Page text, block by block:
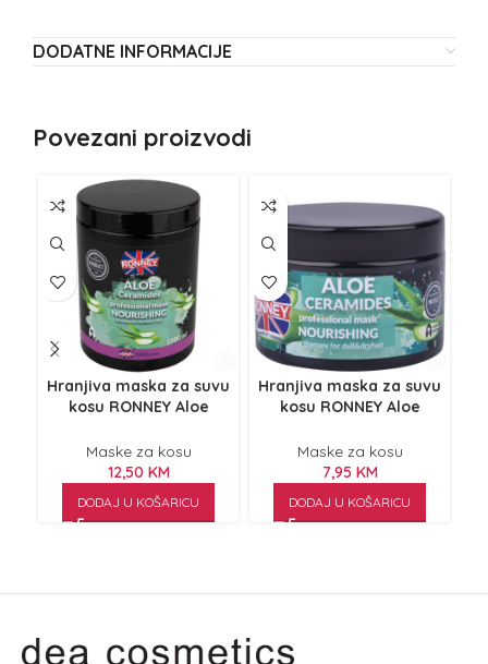
DODATNE INFORMACIJE
Povezani proizvodi
Hranjiva maska za suvu
kosu RONNEY Aloe
Maske za kosu
12,50 KM
DODAJ U KOŠARICU
Hranjiva maska za suvu
kosu RONNEY Aloe
Maske za kosu
7,95 KM
DODAJ U KOŠARICU